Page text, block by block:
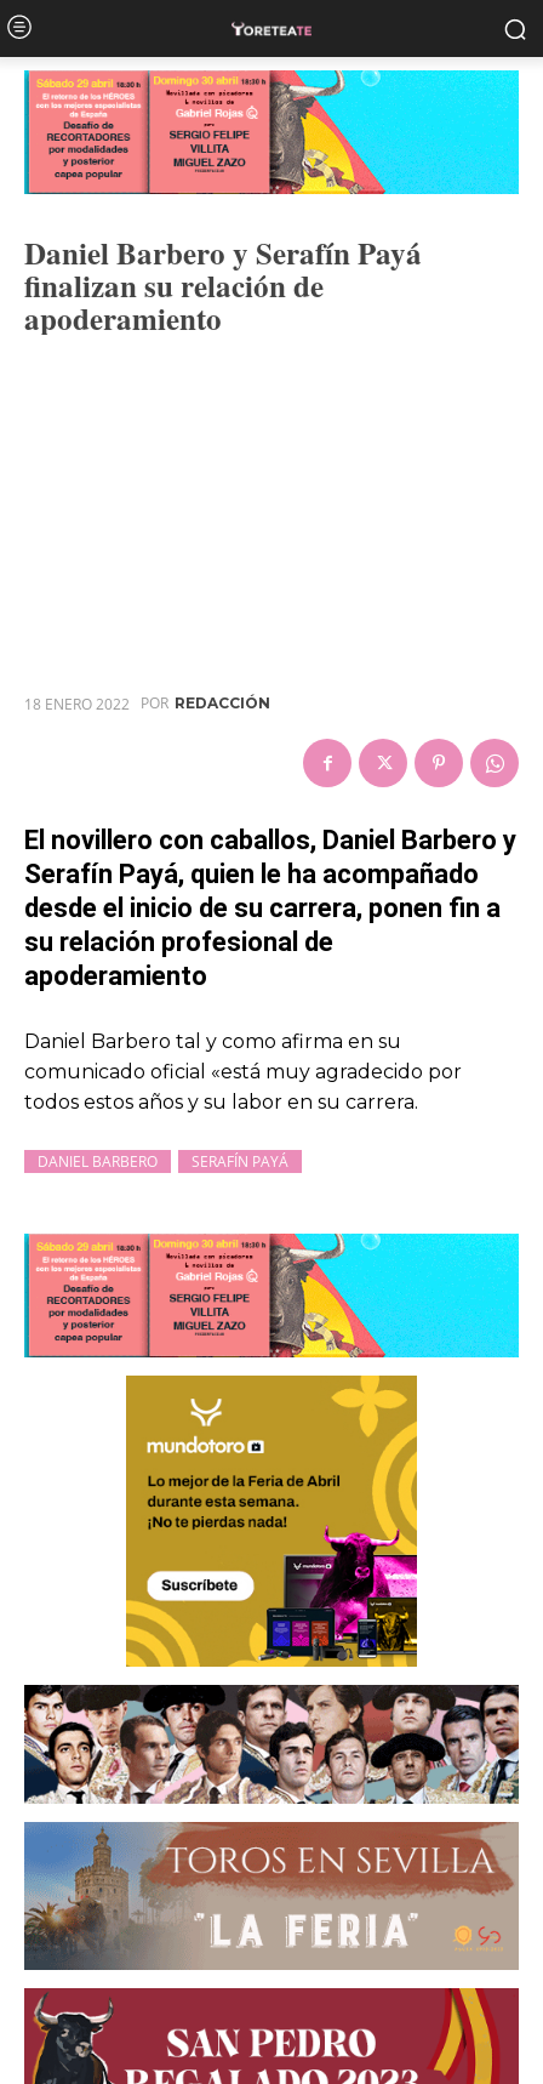
Daniel Barbero y Serafín Payá
finalizan su relación de
apoderamiento
18 ENERO 2022 POR REDACCIÓN
El novillero con caballos, Daniel Barbero y
Serafín Payá, quien le ha acompañado
desde el inicio de su carrera, ponen fin a
su relación profesional de
apoderamiento
Daniel Barbero tal y como afirma en su
comunicado oficial «está muy agradecido por
todos estos años y su labor en su carrera.
DANIEL BARBERO SERAFÍN PAYÁ